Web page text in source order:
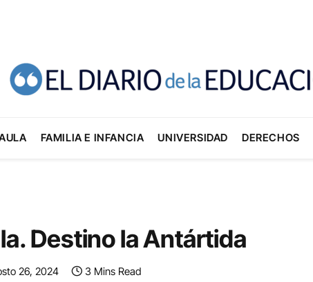
FAMILIA E INFANCIA UNIVERSIDAD DERECHOS
Destino la Antártida
26, 2024 3 Mins Read